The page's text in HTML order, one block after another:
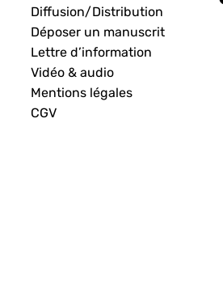
Diffusion/Distribution
Déposer un manuscrit
Lettre d’information
Vidéo & audio
Mentions légales
CGV